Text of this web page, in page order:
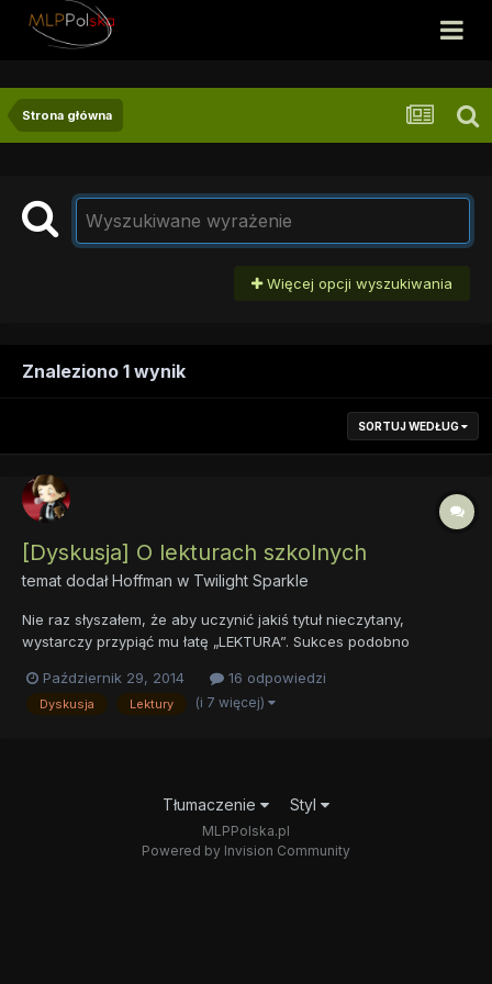
Strona główna
Więcej opcji wyszukiwania
Znaleziono 1 wynik
SORTUJ WEDŁUG
[Dyskusja] O lekturach szkolnych
temat dodałHoffman w Twilight Sparkle
Nie raz słyszałem, że aby uczynić jakiś tytuł nieczytany,
wystarczy przypiąć mu łatę „LEKTURA”. Sukces podobno
nie tylko w wieku szkolnym, ale także późniejszym, reaguje
alergicznie wręcz na to magiczne słowo. Ciekaw jestem
Październik 29, 2014 16 odpowiedzi
Dyskusja Lektury (i 7 więcej)
Tłumaczenie Styl
MLPPolska.pl
Powered by Invision Community